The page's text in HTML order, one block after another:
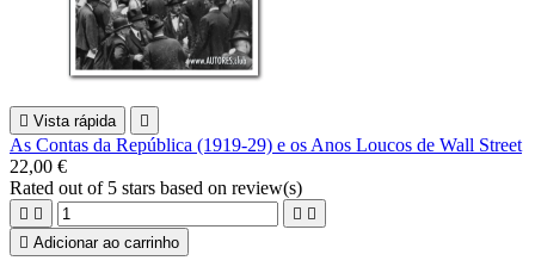
 Vista rápida 
As Contas da República (1919-29) e os Anos Loucos de Wall Street
22,00 €
Rated out of 5 stars based on review(s)
   
 Adicionar ao carrinho